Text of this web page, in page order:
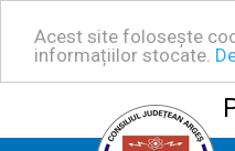
Acest site folosește
informațiilor stocate.